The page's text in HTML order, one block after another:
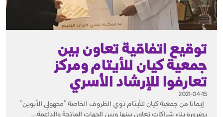
توقيع اتفاقية تعاون بين
جمعية كيان للأيتام ومركز
تعارفوا للإرشاد الأسري
2021-04-15
إيمانا من جمعية كيان للأيتام ذوي الظروف الخاصة "مجهولي الأبوين"
بضرورة بناء شراكات تعاون بينها وبين الجهات المانحة والداعمة...